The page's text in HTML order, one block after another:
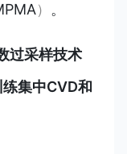
） 。
过采样技术
练集中CVD和